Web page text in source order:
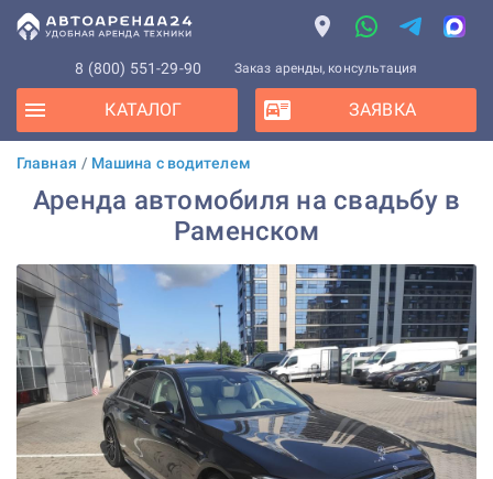
8 (800) 551-29-90 Заказ аренды, консультация
КАТАЛОГ ЗАЯВКА
Главная / Машина с водителем
Аренда автомобиля на свадьбу в
Раменском